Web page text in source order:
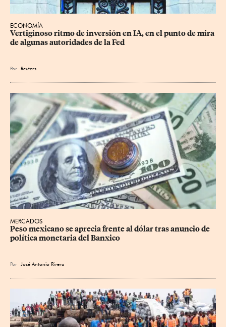
ECONOMÍA
Vertiginoso ritmo de inversión en IA, en el punto de mira
de algunas autoridades de la Fed
Por Reuters
MERCADOS
Peso mexicano se aprecia frente al dólar tras anuncio de
política monetaria del Banxico
Por José Antonio Rivera